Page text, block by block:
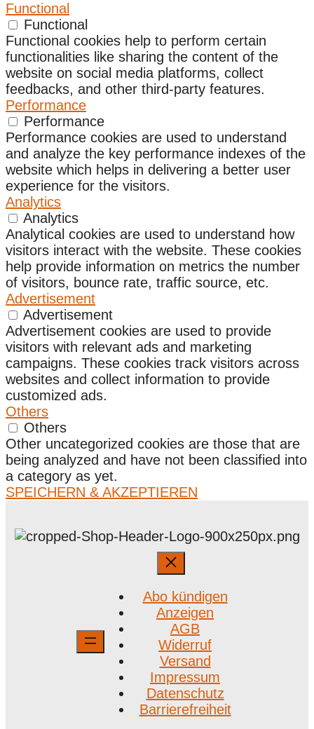
Functional
Functional
Functional cookies help to perform certain
functionalities like sharing the content of the
website on social media platforms, collect
feedbacks, and other third-party features.
Performance
Performance
Performance cookies are used to understand
and analyze the key performance indexes of the
website which helps in delivering a better user
experience for the visitors.
Analytics
Analytics
Analytical cookies are used to understand how
visitors interact with the website. These cookies
help provide information on metrics the number
of visitors, bounce rate, traffic source, etc.
Advertisement
Advertisement
Advertisement cookies are used to provide
visitors with relevant ads and marketing
campaigns. These cookies track visitors across
websites and collect information to provide
customized ads.
Others
Others
Other uncategorized cookies are those that are
being analyzed and have not been classified into
a category as yet.
SPEICHERN & AKZEPTIEREN
Abo kündigen
Anzeigen
AGB
Widerruf
Versand
Impressum
Datenschutz
Barrierefreiheit